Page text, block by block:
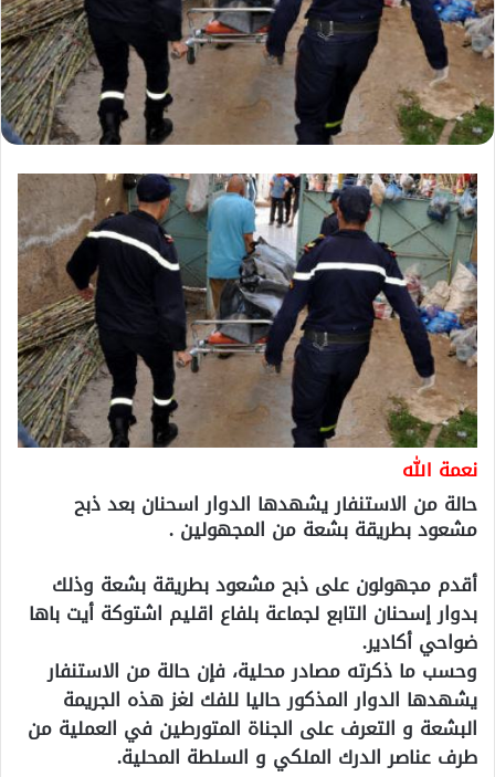
نعمة الله
حالة من الاستنفار يشهدها الدوار اسحنان بعد ذبح
مشعود بطريقة بشعة من المجهولين .
أقدم مجهولون على ذبح مشعود بطريقة بشعة وذلك
بدوار إسحنان التابع لجماعة بلفاع اقليم اشتوكة أيت باها
ضواحي أكادير.
وحسب ما ذكرته مصادر محلية، فإن حالة من الاستنفار
يشهدها الدوار المذكور حاليا للفك لغز هذه الجريمة
البشعة و التعرف على الجناة المتورطين في العملية من
طرف عناصر الدرك الملكي و السلطة المحلية.